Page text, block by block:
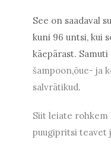
See on saadaval
kuni 96 untsi, kui
käepärast. Samuti
šampoon,õue- ja
salvrätikud.
Siit leiate
puugipritsi teavet